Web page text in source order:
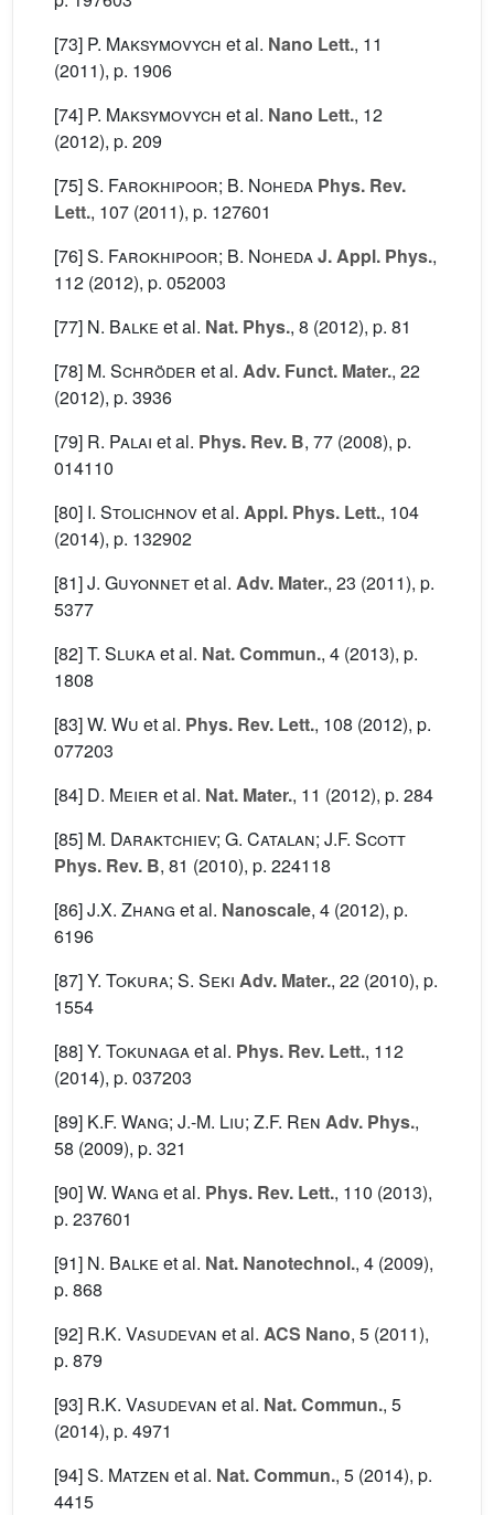
[73] P. Maksymovych et al. Nano Lett., 11
(2011), p. 1906
[74] P. Maksymovych et al. Nano Lett., 12
(2012), p. 209
[75]S. Farokhipoor; B. Noheda Phys. Rev.
Lett., 107 (2011), p. 127601
[76]S. Farokhipoor; B. NohedaJ. Appl. Phys.,
112 (2012), p. 052003
[77] N. Balke et al. Nat. Phys., 8 (2012), p. 81
[78] M. Schröder et al. Adv. Funct. Mater., 22
(2012), p. 3936
[79] R. Palai et al. Phys. Rev. B, 77 (2008), p.
014110
[80] I. Stolichnovet al. Appl. Phys. Lett., 104
(2014), p. 132902
[81]J. Guyonnetet al. Adv. Mater., 23 (2011), p.
5377
[82]T. Slukaet al. Nat. Commun., 4 (2013), p.
1808
[83]W. Wu et al. Phys. Rev. Lett., 108 (2012), p.
077203
[84] D. Meier et al. Nat. Mater., 11 (2012), p. 284
[85] M. Daraktchiev; G. Catalan; J.F. Scott
Phys. Rev. B, 81 (2010), p. 224118
[86]J.X. Zhang et al. Nanoscale, 4 (2012), p.
6196
[87]Y. Tokura; S. Seki Adv. Mater., 22 (2010), p.
1554
[88]Y. Tokunagaet al. Phys. Rev. Lett., 112
(2014), p. 037203
[89] K.F. Wang; J.-M. Liu; Z.F. Ren Adv. Phys.,
58 (2009), p. 321
[90]W. Wang et al. Phys. Rev. Lett., 110 (2013),
p. 237601
[91] N. Balke et al. Nat. Nanotechnol., 4 (2009),
p. 868
[92] R.K. Vasudevan et al. ACS Nano, 5 (2011),
p. 879
[93] R.K. Vasudevan et al. Nat. Commun., 5
(2014), p. 4971
[94]S. Matzen et al. Nat. Commun., 5 (2014), p.
4415